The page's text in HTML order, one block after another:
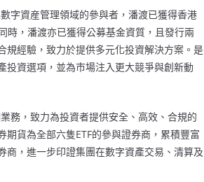
字資産管理領域的參與者，潘渡已獲得香港
時，潘渡亦已獲得公募基金資質，且發行兩
規經驗，致力於提供多元化投資解決方案。是
投資選項， 並為市場注入更大競爭與創新動
務，致力為投資者提供安全、高效、合規的
貨為全部六隻ETF的參與證券商，累積豐富
商， 進一步印證集團在數字資產交易、清算及